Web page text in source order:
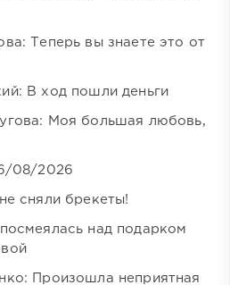
Теперь вы знаете это от
В ход пошли деньги
Моя большая любовь,
08/2026
сняли брекеты!
над подарком
Произошла неприятная